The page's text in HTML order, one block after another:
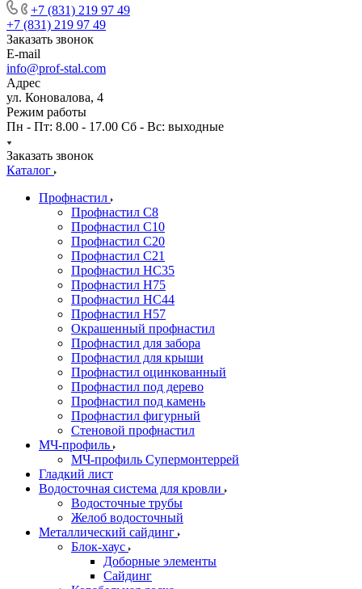
+7 (831) 219 97 49
+7 (831) 219 97 49
Заказать звонок
E-mail
info@prof-stal.com
Адрес
ул. Коновалова, 4
Режим работы
Пн - Пт: 8.00 - 17.00 Сб - Вс: выходные
Заказать звонок
Каталог
Профнастил
Профнастил С8
Профнастил С10
Профнастил С20
Профнастил С21
Профнастил НС35
Профнастил Н75
Профнастил HC44
Профнастил Н57
Окрашенный профнастил
Профнастил для забора
Профнастил для крыши
Профнастил оцинкованный
Профнастил под дерево
Профнастил под камень
Профнастил фигурный
Стеновой профнастил
МЧ-профиль
МЧ-профиль Супермонтеррей
Гладкий лист
Водосточная система для кровли
Водосточные трубы
Желоб водосточный
Металлический сайдинг
Блок-хаус
Доборные элементы
Сайдинг